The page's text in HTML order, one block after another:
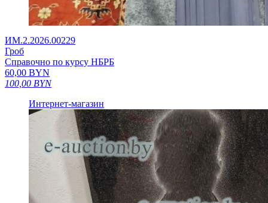
ИМ.2.2026.00229
Гроб
Справочно по курсу НБРБ
60,00 BYN
100,00 BYN
Интернет-магазин